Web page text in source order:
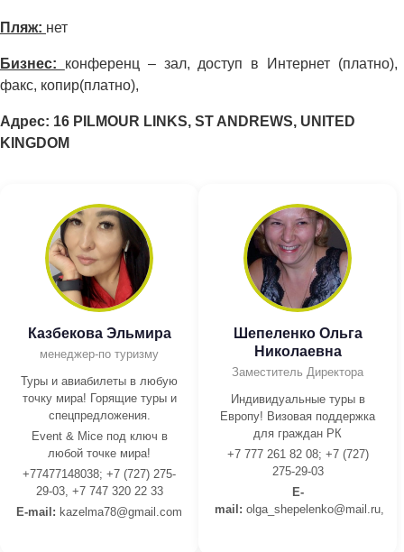
Пляж: нет
Бизнес: конференц – зал, доступ в Интернет (платно),
факс, копир(платно),
Адрес: 16 PILMOUR LINKS, ST ANDREWS, UNITED
KINGDOM
Казбекова Эльмира
менеджер-по туризму
Туры и авиабилеты в любую
точку мира! Горящие туры и
спецпредложения.
Event & Mice под ключ в
любой точке мира!
+77477148038; +7 (727) 275-
29-03, +7 747 320 22 33
E-mail: kazelma78@gmail.com
Шепеленко Ольга
Николаевна
Заместитель Директора
Индивидуальные туры в
Европу! Визовая поддержка
для граждан РК
+7 777 261 82 08; +7 (727)
275-29-03
E-
mail: olga_shepelenko@mail.ru,